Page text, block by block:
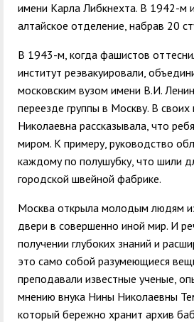
имени Карла Либкнехта. В 1942-м
алтайское отделение, набрав 20
В 1943-м, когда фашистов
институт реэвакуировали,
московским вузом имени В.И.
переезде группы в Москву. В
Николаевна рассказывала, что
миром. К примеру, руководство
каждому по полушубку, что шили
городской швейной фабрике.
Москва открыла молодым людям
двери в совершенно иной мир. И
получении глубоких знаний и
это само собой разумеющиеся
преподавали известные ученые,
мнению внука Нины Николаевны
который бережно хранит архив